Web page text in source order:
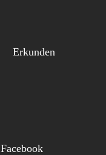
Erkunden
Facebook